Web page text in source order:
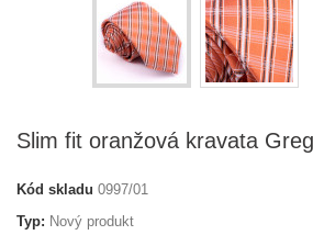
Slim fit oranžová kravata
Kód skladu 0997/01
Typ: Nový produkt